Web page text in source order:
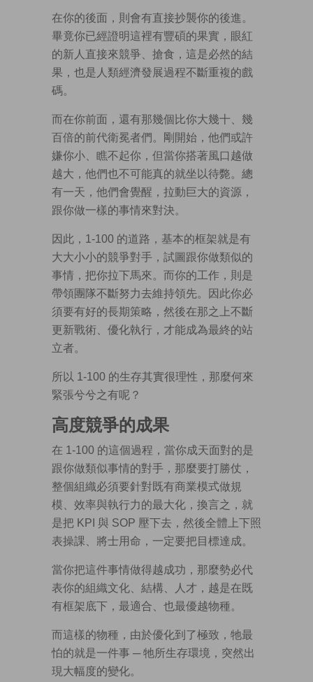
在你的後面，則會有直接抄襲你的後進。
畢竟你已經證明這裡有豐碩的果實，眼紅
的新人直接來競爭、搶食，這是必然的結
果，也是人類經濟發展過程不斷重複的戲
碼。
而在你前面，還有那幾個比你大幾十、幾
百倍的前代衛冕者們。剛開始，他們或許
嫌你小、瞧不起你，但當你搭著風口越做
越大，他們也不可能真的就坐以待斃。總
有一天，他們會覺醒，拉動巨大的資源，
跟你做一樣的事情來對決。
因此，1-100 的道路，基本的框架就是有
大大小小的競爭對手，試圖跟你做類似的
事情，把你拉下馬來。而你的工作，則是
帶領團隊不斷努力去維持領先。因此你必
須要有好的長期策略，然後在那之上不斷
更新戰術、優化執行，才能成為最終的站
立者。
所以 1-100 的生存其實很理性，那麼何來
緊張兮兮之有呢？
高度競爭的成果
在 1-100 的這個過程，當你成天面對的是
跟你做類似事情的對手，那麼要打勝仗，
整個組織必須要針對既有商業模式做規
模、效率與執行力的最大化，換言之，就
是把 KPI 與 SOP 壓下去，然後全體上下照
表操課、將士用命，一定要把目標達成。
當你把這件事情做得越成功，那麼勢必代
表你的組織文化、結構、人才，越是在既
有框架底下，最適合、也最優越物種。
而這樣的物種，由於優化到了極致，牠最
怕的就是一件事 ─ 牠所生存環境，突然出
現大幅度的變化。